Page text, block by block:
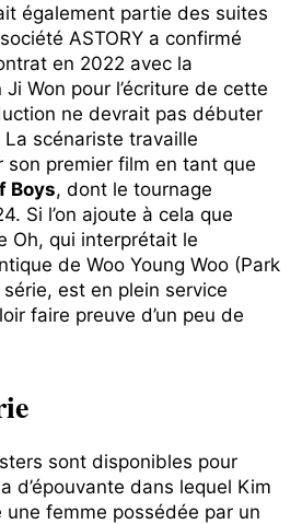
également partie des suites
ASTORY a confirmé
en 2022 avec la
Won pour l’écriture de cette
ne devrait pas débuter
scénariste travaille
son premier film en tant que
Boys, dont le tournage
Si l’on ajoute à cela que
Oh, qui interprétait le
de Woo Young Woo (Park
est en plein service
faire preuve d’un peu de
sont disponibles pour
d’épouvante dans lequel Kim
une femme possédée par un